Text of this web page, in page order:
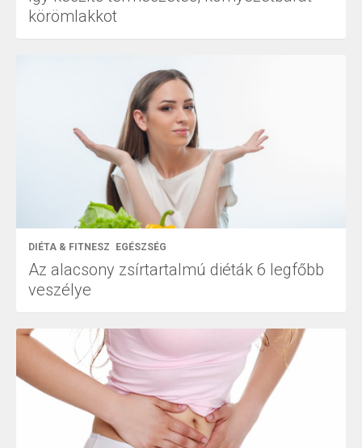
körömlakkot
DIÉTA & FITNESZ EGÉSZSÉG
Az alacsony zsírtartalmú diéták 6 legfőbb
veszélye